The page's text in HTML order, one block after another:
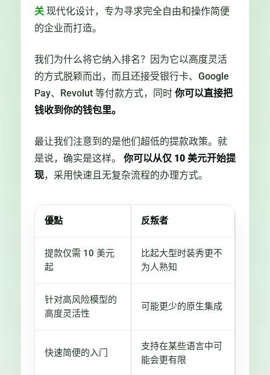
关 现代化设计，专为寻求完全自由和操作简便
的企业而打造。
我们为什么将它纳入排名？因为它以高度灵活
的方式脱颖而出，而且还接受银行卡、Google
Pay、Revolut 等付款方式，同时 你可以直接把
钱收到你的钱包里。
最让我们注意到的是他们超低的提款政策。就
是说，确实是这样。 你可以从仅 10 美元开始提
现，采用快速且无复杂流程的办理方式。
優點 反叛者
提款仅需 10 美元
起
比起大型时装秀更不
为人熟知
针对高风险模型的
高度灵活性
可能更少的原生集成
快速简便的入门
支持在某些语言中可
能会更有限